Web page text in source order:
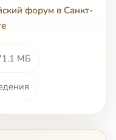
форум в Санкт-
МБ